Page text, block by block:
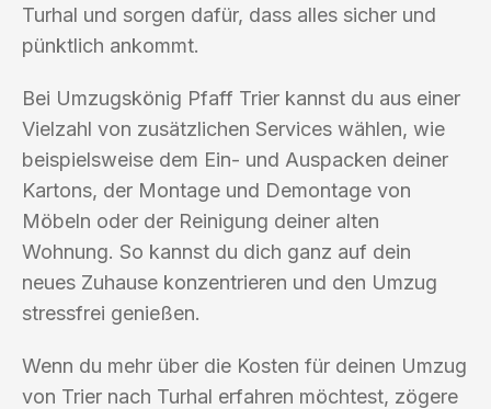
Turhal und sorgen dafür, dass alles sicher und
pünktlich ankommt.
Bei Umzugskönig Pfaff Trier kannst du aus einer
Vielzahl von zusätzlichen Services wählen, wie
beispielsweise dem Ein- und Auspacken deiner
Kartons, der Montage und Demontage von
Möbeln oder der Reinigung deiner alten
Wohnung. So kannst du dich ganz auf dein
neues Zuhause konzentrieren und den Umzug
stressfrei genießen.
Wenn du mehr über die Kosten für deinen Umzug
von Trier nach Turhal erfahren möchtest, zögere